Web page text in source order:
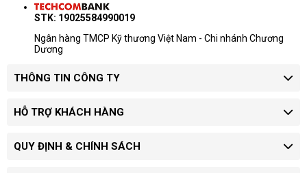
STK: 19025584990019
Ngân hàng TMCP Kỹ thương Việt Nam - Chi nhánh Chương
Dương
THÔNG TIN CÔNG TY
HỖ TRỢ KHÁCH HÀNG
QUY ĐỊNH & CHÍNH SÁCH